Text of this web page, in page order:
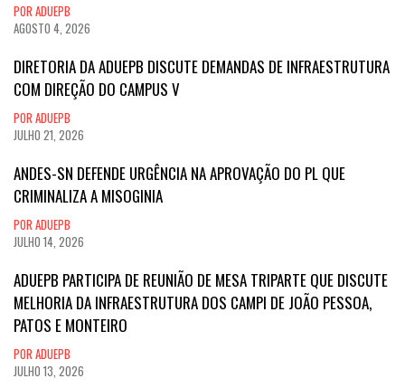
POR ADUEPB
AGOSTO 4, 2026
DIRETORIA DA ADUEPB DISCUTE DEMANDAS DE INFRAESTRUTURA
COM DIREÇÃO DO CAMPUS V
POR ADUEPB
JULHO 21, 2026
ANDES-SN DEFENDE URGÊNCIA NA APROVAÇÃO DO PL QUE
CRIMINALIZA A MISOGINIA
POR ADUEPB
JULHO 14, 2026
ADUEPB PARTICIPA DE REUNIÃO DE MESA TRIPARTE QUE DISCUTE
MELHORIA DA INFRAESTRUTURA DOS CAMPI DE JOÃO PESSOA,
PATOS E MONTEIRO
POR ADUEPB
JULHO 13, 2026